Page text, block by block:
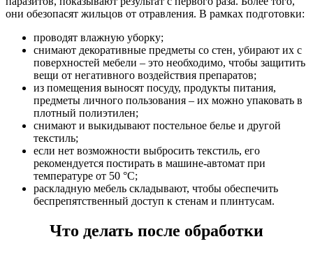
они обезопасят жильцов от отравления. В рамках подготовки:
проводят влажную уборку;
снимают декоративные предметы со стен, убирают их с
поверхностей мебели – это необходимо, чтобы защитить
вещи от негативного воздействия препаратов;
из помещения выносят посуду, продукты питания,
предметы личного пользования – их можно упаковать в
плотный полиэтилен;
снимают и выкидывают постельное белье и другой
текстиль;
если нет возможности выбросить текстиль, его
рекомендуется постирать в машине-автомат при
температуре от 50 °C;
раскладную мебель складывают, чтобы обеспечить
беспрепятственный доступ к стенам и плинтусам.
Что делать после обработки